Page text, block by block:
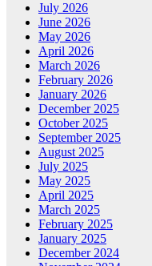
July 2026
June 2026
May 2026
April 2026
March 2026
February 2026
January 2026
December 2025
October 2025
September 2025
August 2025
July 2025
May 2025
April 2025
March 2025
February 2025
January 2025
December 2024